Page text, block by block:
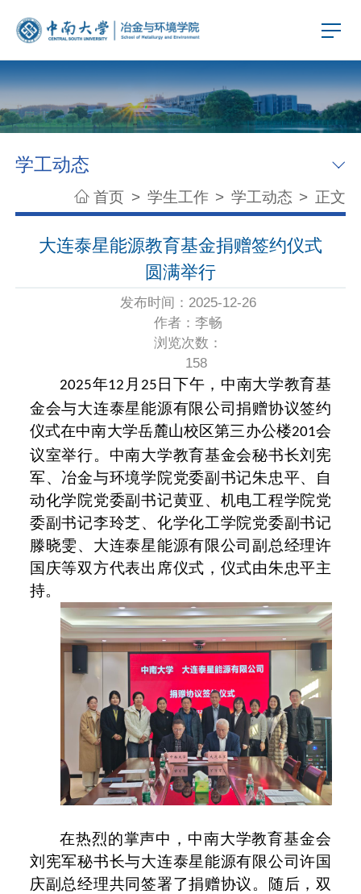
学工动态
首页 > 学生工作 > 学工动态 > 正文
大连泰星能源教育基金捐赠签约仪式
圆满举行
发布时间：2025-12-26
作者：李畅
浏览次数：
158
2025年12 月 25 日下午，中南大学教育基
金会与大连泰星能源有限公司捐赠协议签约
仪式在中南大学岳麓山校区第三办公楼201会
议室举行。中南大学教育基金会秘书长刘宪
军、 冶金与环境学院党委副 书记朱忠平、 自
动化学院党委副书记黄亚、机电工程学院党
委副书记李玲芝、化学化工学院党委副书记
滕晓雯、大连泰星能源有限公司副总经理许
国庆等双方代表出席仪式 ， 仪式由朱忠平主
持。
在热烈的掌声中，中南大学教育基金会
刘宪军秘书长与大连泰星能源有限公司许国
庆副总经理共同签署了捐赠协议。随后，双